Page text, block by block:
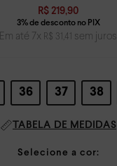
R$ 219,90
Em até 7x R$ 31 ,41 sem juros
36 37 38
TABELA DE MEDIDAS